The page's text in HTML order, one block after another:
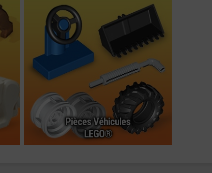
Pièces Véhicules
LEGO®